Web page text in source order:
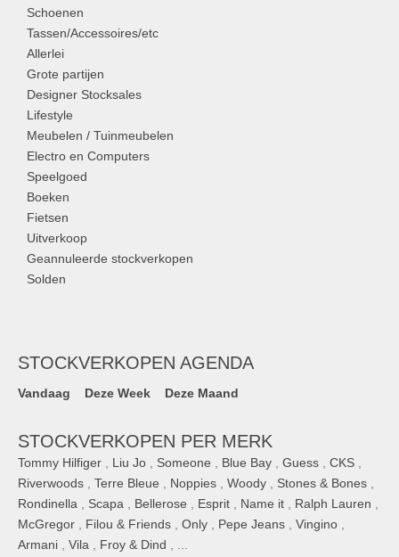
Schoenen
Tassen/Accessoires/etc
Allerlei
Grote partijen
Designer Stocksales
Lifestyle
Meubelen / Tuinmeubelen
Electro en Computers
Speelgoed
Boeken
Fietsen
Uitverkoop
Geannuleerde stockverkopen
Solden
STOCKVERKOPEN AGENDA
Vandaag Deze Week Deze Maand
STOCKVERKOPEN PER MERK
Tommy Hilfiger Liu Jo Someone Blue Bay Guess CKS
Riverwoods
Terre Bleue Noppies Woody Stones & Bones
Rondinella
Scapa Bellerose Esprit Name it Ralph Lauren
McGregor
Filou & Friends Only Pepe Jeans Vingino
Armani
Vila Froy & Dind